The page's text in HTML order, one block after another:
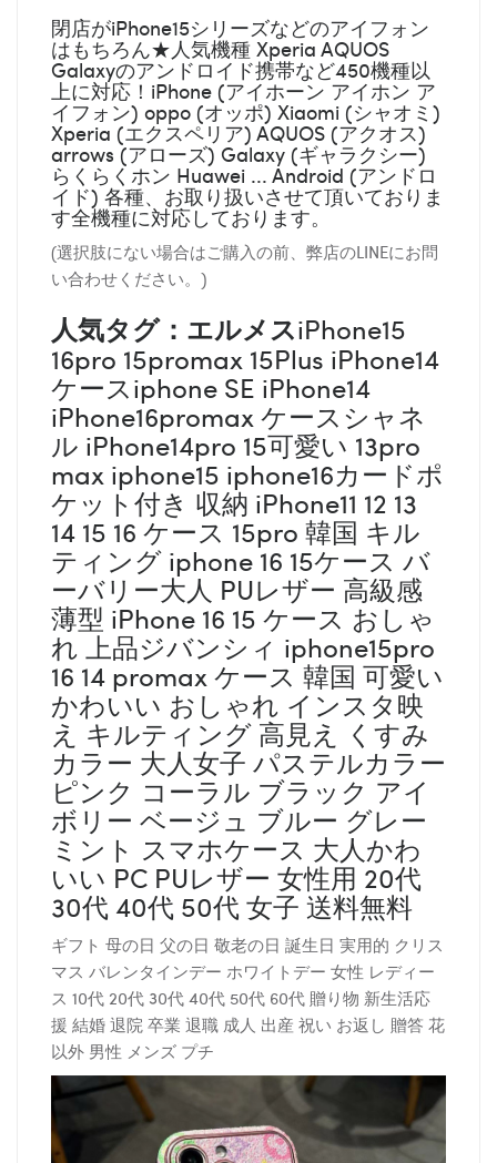
閉店がiPhone15シリーズなどのアイフォン
はもちろん★人気機種 Xperia AQUOS
Galaxyのアンドロイド携帯など450機種以
上に対応！iPhone (アイホーン アイホン ア
イフォン) oppo (オッポ) Xiaomi (シャオミ)
Xperia (エクスペリア) AQUOS (アクオス)
arrows (アローズ) Galaxy (ギャラクシー)
らくらくホン Huawei ... Android (アンドロ
イド) 各種、お取り扱いさせて頂いておりま
す全機種に対応しております。
(選択肢にない場合はご購入の前、弊店のLINEにお問
い合わせください。)
人気タグ：エルメスiPhone15
16pro 15promax 15Plus iPhone14
ケースiphone SE iPhone14
iPhone16promax ケースシャネ
ル iPhone14pro 15可愛い 13pro
max iphone15 iphone16カードポ
ケット付き 収納 iPhone11 12 13
14 15 16 ケース 15pro 韓国 キル
ティング iphone 16 15ケース バ
ーバリー大人 PUレザー 高級感
薄型 iPhone 16 15 ケース おしゃ
れ 上品ジバンシィ iphone15pro
16 14 promax ケース 韓国 可愛い
かわいい おしゃれ インスタ映
え キルティング 高見え くすみ
カラー 大人女子 パステルカラー
ピンク コーラル ブラック アイ
ボリー ベージュ ブルー グレー
ミント スマホケース 大人かわ
いい PC PUレザー 女性用 20代
30代 40代 50代 女子 送料無料
ギフト 母の日 父の日 敬老の日 誕生日 実用的 クリス
マス バレンタインデー ホワイトデー 女性 レディー
ス 10代 20代 30代 40代 50代 60代 贈り物 新生活応
援 結婚 退院 卒業 退職 成人 出産 祝い お返し 贈答 花
以外 男性 メンズ プチ